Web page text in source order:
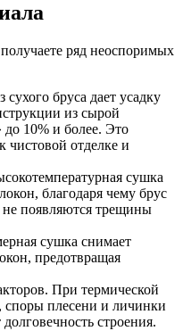
ряд неоспоримых
бруса дает усадку
из сырой
до 10% и более. Это
чистовой отделке и
сушка
благодаря чему брус
не появляются трещины
сушка снимает
предотвращая
При термической
споры плесени и личинки
строения.